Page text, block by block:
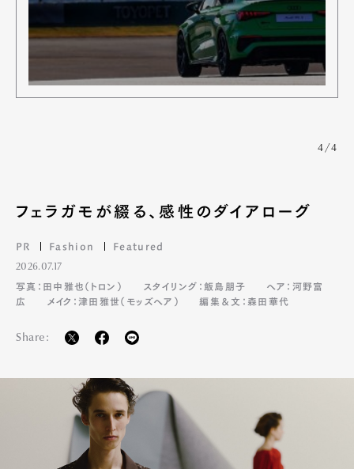
4/4
フェラガモが綴る、感性のダイアローグ
PR Fashion Featured
2026.07.17
写真：田中雅也（トロン）
スタイリング：飯島朋子
ヘア：河野富
広
メイク：津田雅世（モッズヘア） 編集＆文：森田華代
Share: